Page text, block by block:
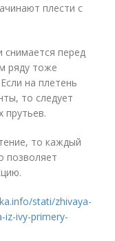
плести с
снимается перед
ряду тоже
на плетень
то следует
прутьев.
то каждый
позволяет
stati/zhivaya-
iz-ivy-primery-